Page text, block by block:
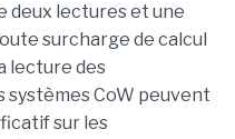
deux lectures et une
surcharge de calcul
lecture des
systèmes CoW peuvent
sur les